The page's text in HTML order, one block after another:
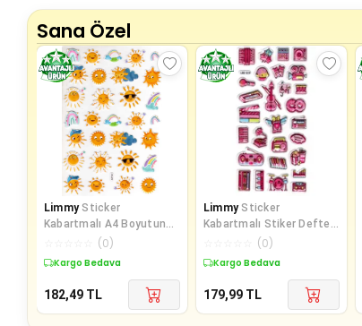
Sana Özel
Limmy Sticker
Kabartmalı A4 Boyutunda
Stiker Defter, Planlayıcı
Etiket-
(0)
Kargo Bedava
182,49 TL
Limmy Sticker
Kabartmalı Stiker Defter
Planlayıcı Etiket
(Lde019)-19x9c
(0)
Kargo Bedava
179,99 TL